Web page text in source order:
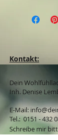
Kontakt:
Dein
Inh. Denise
E-Mail:
​​​​​​​​​​​​​​​​​​​​Tel.: 0151 - 432
Schreibe mir